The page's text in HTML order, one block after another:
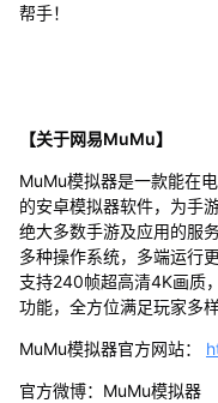
帮手！
【关于网易MuMu】
MuMu模拟器是一款能在
的安卓模拟器软件，为手
绝大多数手游及应用的服
多种操作系统，多端运行
支持240帧超高清4K画质
功能，全方位满足玩家多样
MuMu模拟器官方网站：
官方微博：MuMu模拟器